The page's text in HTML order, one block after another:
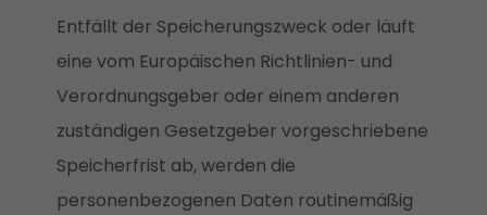
Entfällt der Speicherungszweck oder läuft
eine vom Europäischen Richtlinien- und
Verordnungsgeber oder einem anderen
zuständigen Gesetzgeber vorgeschriebene
Speicherfrist ab, werden die
personenbezogenen Daten routinemäßig